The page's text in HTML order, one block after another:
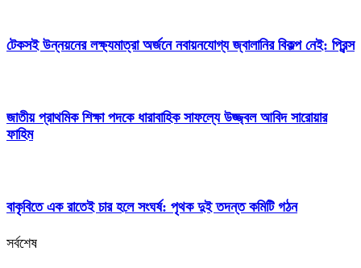
টেকসই উন্নয়নের লক্ষ্যমাত্রা অর্জনে নবায়নযোগ্য জ্বালানির বিকল্প নেই: প্রিন্স
জাতীয় প্রাথমিক শিক্ষা পদকে ধারাবাহিক সাফল্যে উজ্জ্বল আবিদ সারোয়ার
ফাহিম
বাকৃবিতে এক রাতেই চার হলে সংঘর্ষ: পৃথক দুই তদন্ত কমিটি গঠন
সর্বশেষ